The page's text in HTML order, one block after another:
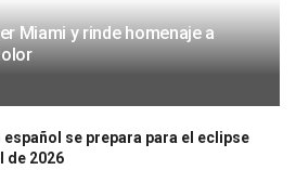
Miami y rinde homenaje a
español se prepara para el eclipse
de 2026